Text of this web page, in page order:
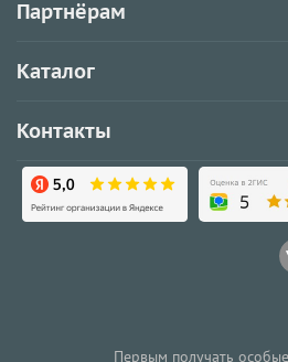
Партнёрам
Каталог
Контакты
Первым получать